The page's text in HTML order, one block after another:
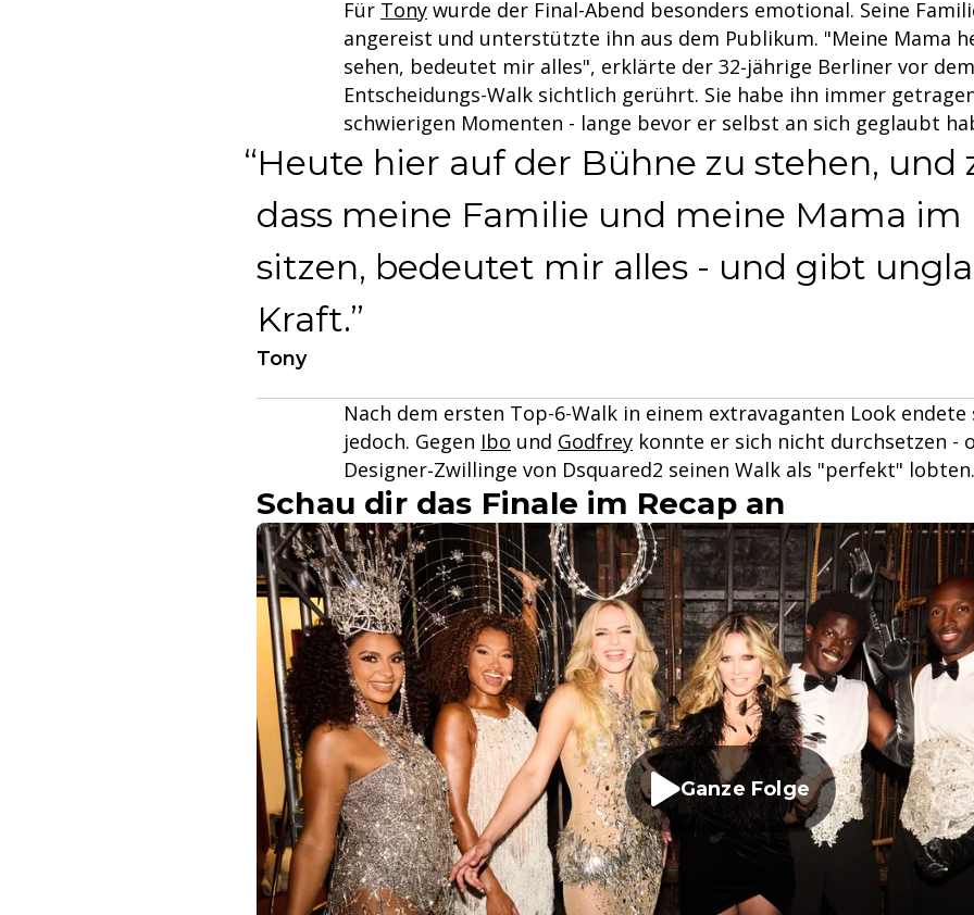
Für Tony wurde der Final-Abend besonders emotional. Seine
angereist und unterstützte ihn aus dem Publikum. "Meine Mama
sehen, bedeutet mir alles", erklärte der 32‑jährige Berliner vor
Entscheidungs-Walk sichtlich gerührt. Sie habe ihn immer
schwierigen Momenten - lange bevor er selbst an sich geglaubt
Heute hier auf der Bühne zu stehen, und
dass meine Familie und meine Mama
sitzen, bedeutet mir alles - und gibt
Kraft.
Tony
Nach dem ersten Top-6-Walk in einem extravaganten Look endete
jedoch. Gegen Ibo und Godfrey konnte er sich nicht durchsetzen -
Designer‑Zwillinge von Dsquared2 seinen Walk als "perfekt" lobten.
Schau dir das Finale im Recap an
Ganze Folge